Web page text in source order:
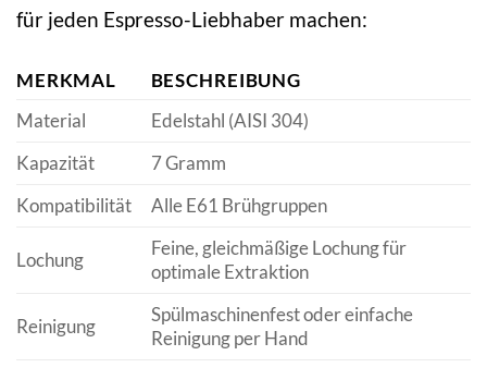
für jeden Espresso-Liebhaber machen:
MERKMAL
BESCHREIBUNG
Material
Edelstahl (AISI 304)
Kapazität
7 Gramm
Kompatibilität
Alle E61 Brühgruppen
Lochung
Feine, gleichmäßige Lochung für
optimale Extraktion
Reinigung
Spülmaschinenfest oder einfache
Reinigung per Hand